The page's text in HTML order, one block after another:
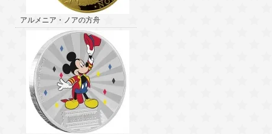
アルメニア・ノアの方舟